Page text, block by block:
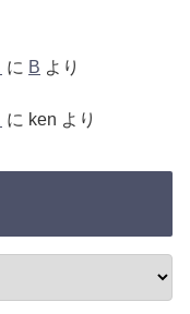
に B より
に ken より